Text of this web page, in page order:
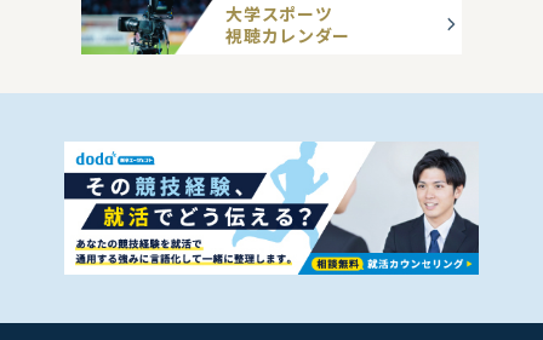
大学スポーツ
視聴カレンダー